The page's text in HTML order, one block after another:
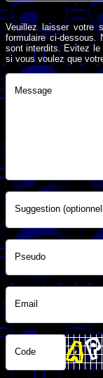
Veuillez laisser votre
formulaire ci-dessous.
sont interdits. Evitez
si vous voulez que
Message
Suggestion
Pseudo
Email
Code